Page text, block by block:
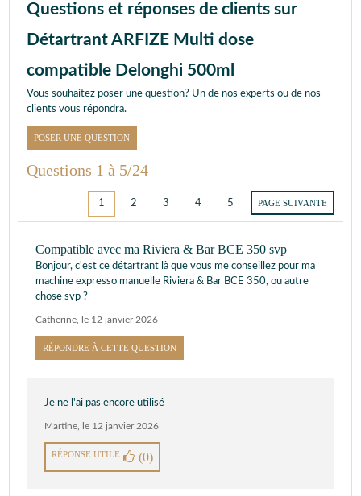
Questions et réponses de clients sur
Détartrant ARFIZE Multi dose
compatible Delonghi 500ml
Vous souhaitez poser une question? Un de nos experts ou de nos
clients vous répondra.
POSER UNE QUESTION
Questions 1 à 5/24
1 2 3 4 5 PAGE SUIVANTE
Compatible avec ma Riviera & Bar BCE 350 svp
Bonjour, c'est ce détartrant là que vous me conseillez pour ma
machine expresso manuelle Riviera & Bar BCE 350, ou autre
chose svp ?
Catherine, le 12 janvier 2026
RÉPONDRE À CETTE QUESTION
Je ne l'ai pas encore utilisé
Martine, le 12 janvier 2026
RÉPONSE UTILE (0)